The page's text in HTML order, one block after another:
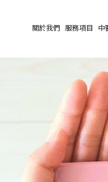
關於我們 服務項目 中